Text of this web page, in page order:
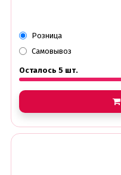
Розница
Самовывоз
Осталось 5 шт.